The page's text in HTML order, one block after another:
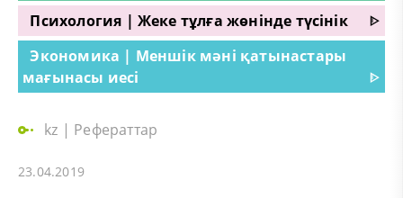
Психология | Жеке тұлға жөнінде түсінік
ᐈ
Экономика | Меншік мәні қатынастары
мағынасы иесі
ᐈ
kz | Рефераттар
23.04.2019